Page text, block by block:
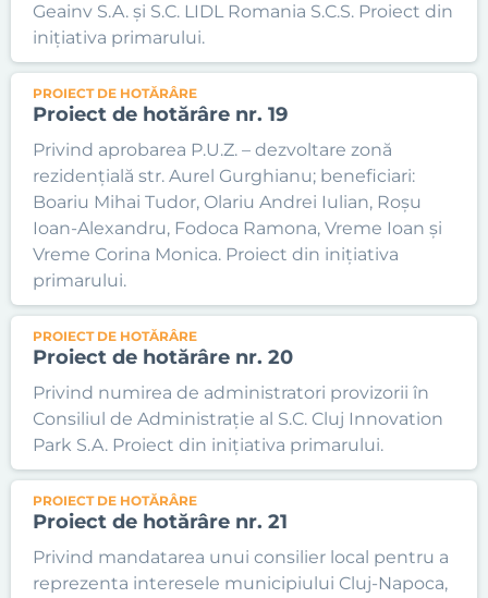
Geainv S.A. și S.C. LIDL Romania S.C.S. Proiect din
inițiativa primarului.
PROIECT DE HOTĂRÂRE
Proiect de hotărâre nr. 19
Privind aprobarea P.U.Z. – dezvoltare zonă
rezidențială str. Aurel Gurghianu; beneficiari:
Boariu Mihai Tudor, Olariu Andrei Iulian, Roșu
Ioan-Alexandru, Fodoca Ramona, Vreme Ioan și
Vreme Corina Monica. Proiect din inițiativa
primarului.
PROIECT DE HOTĂRÂRE
Proiect de hotărâre nr. 20
Privind numirea de administratori provizorii în
Consiliul de Administrație al S.C. Cluj Innovation
Park S.A. Proiect din inițiativa primarului.
PROIECT DE HOTĂRÂRE
Proiect de hotărâre nr. 21
Privind mandatarea unui consilier local pentru a
reprezenta interesele municipiului Cluj-Napoca,